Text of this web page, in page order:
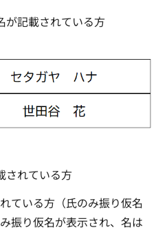
が記載されている方
されている方
ている方（氏のみ振り仮名
振り仮名が表示され、名は